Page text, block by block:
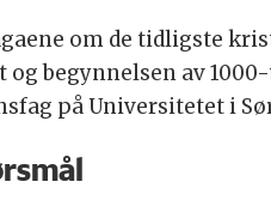
om de tidligste
begynnelsen av
på Universitetet i